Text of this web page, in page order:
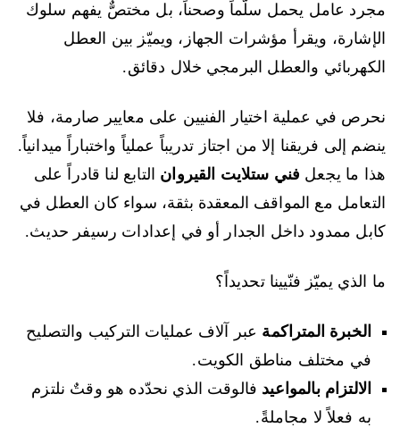
مجرد عامل يحمل سلّماً وصحناً، بل مختصٌّ يفهم سلوك
الإشارة، ويقرأ مؤشرات الجهاز، ويميّز بين العطل
الكهربائي والعطل البرمجي خلال دقائق.
نحرص في عملية اختيار الفنيين على معايير صارمة، فلا
ينضم إلى فريقنا إلا من اجتاز تدريباً عملياً واختباراً ميدانياً.
هذا ما يجعل فني ستلايت القيروان التابع لنا قادراً على
التعامل مع المواقف المعقدة بثقة، سواء كان العطل في
كابل ممدود داخل الجدار أو في إعدادات رسيفر حديث.
ما الذي يميّز فنّيينا تحديداً؟
الخبرة المتراكمة عبر آلاف عمليات التركيب والتصليح
في مختلف مناطق الكويت.
الالتزام بالمواعيد فالوقت الذي نحدّده هو وقتٌ نلتزم
به فعلاً لا مجاملةً.